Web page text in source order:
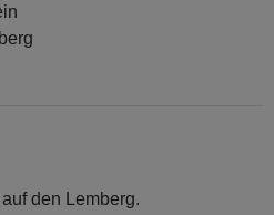
den Lemberg.